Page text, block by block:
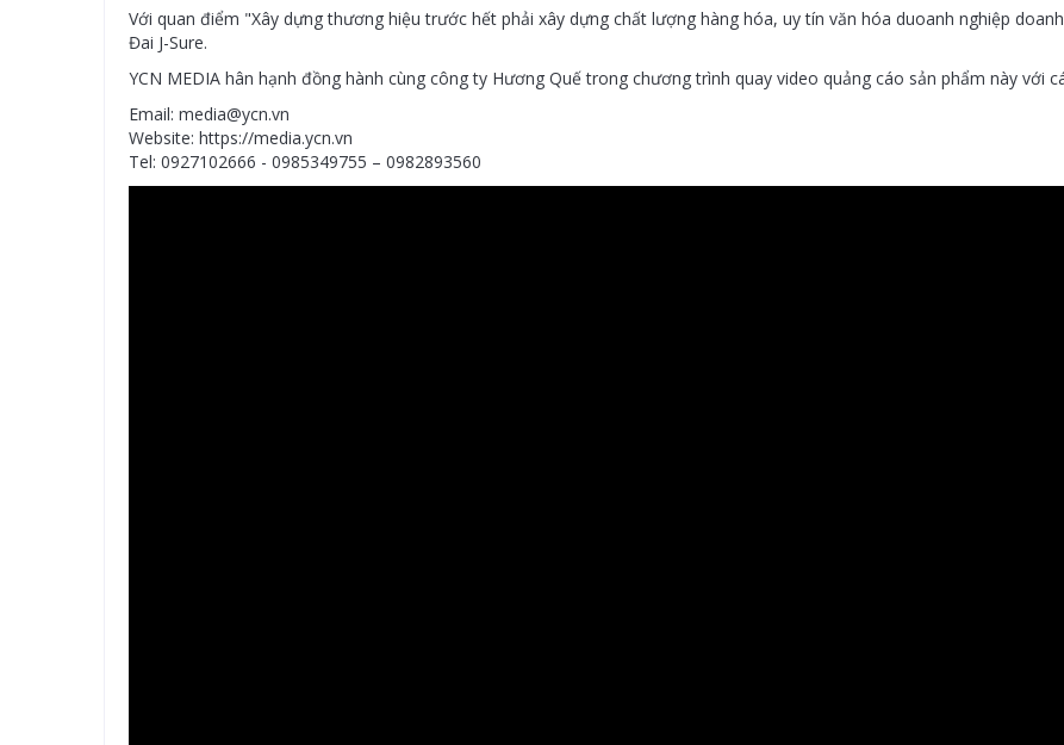
Với quan điểm "Xây dựng thương hiệu trước hết phải xây dựng chất lượng hàng hóa, uy tín văn hóa duoanh nghiệp
Đai J-Sure.
YCN MEDIA hân hạnh đồng hành cùng công ty Hương Quế trong chương trình quay video quảng cáo sản phẩm này với
Email: media@ycn.vn
Website: https://media.ycn.vn
Tel: 0927102666 - 0985349755 – 0982893560